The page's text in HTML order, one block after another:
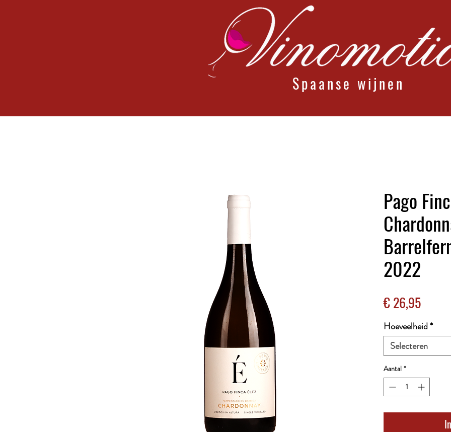
Spaanse wijnen
Pago
2022
€ 26,95Prijs
Hoeveelheid*
Selecteren
Aantal *